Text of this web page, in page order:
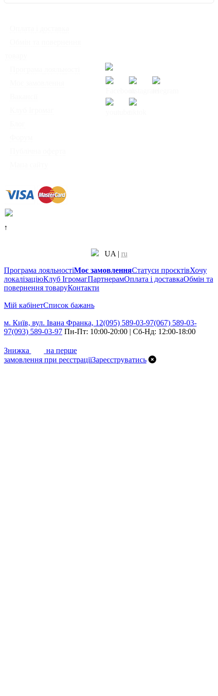
↑
UA | ru
Програма лояльностіМоє замовленняСтатуси проєктівХочу
локалізаціюКлуб ІгромагПартнерамОплата і доставкаОбмін та
повернення товаруКонтакти
Мій кабінетCписок бажань
м. Київ, вул. Івана Франка, 12(095) 589-03-97(067) 589-03-
97(093) 589-03-97 Пн-Пт: 10:00-20:00 | Сб-Нд: 12:00-18:00
Знижка
на перше
замовлення при реєстраціїЗареєструватись